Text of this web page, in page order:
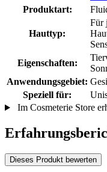
Produktart:
Hauttyp:
Für
Eigenschaften:
Anwendungsgebiet:
Speziell für:
Im Cosmeterie Store
Dieses Produkt bewerten